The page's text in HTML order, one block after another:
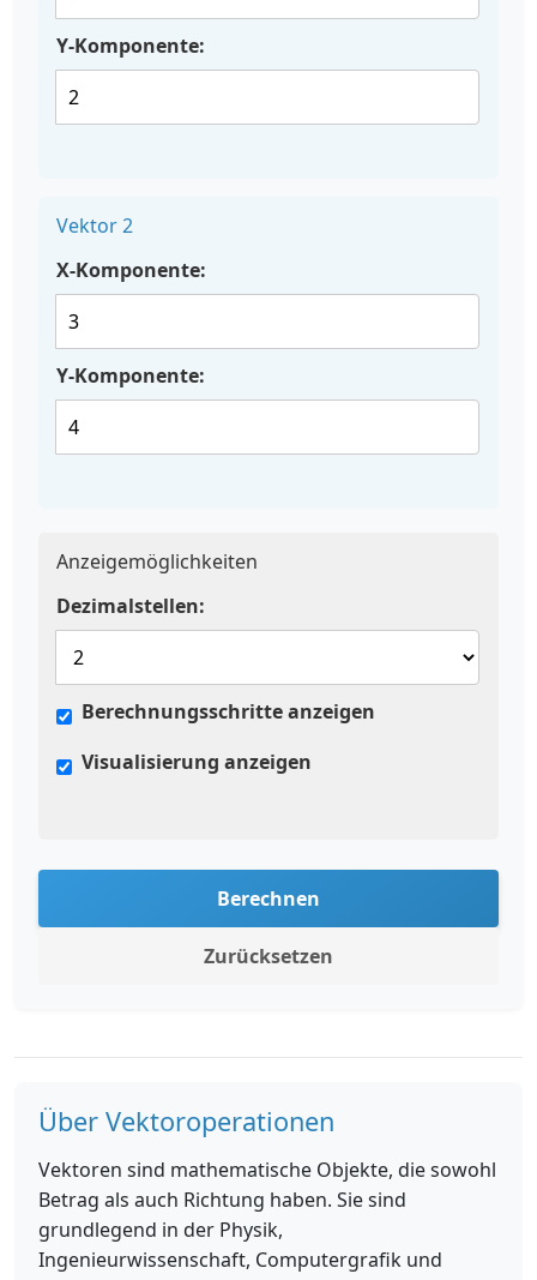
Y-Komponente:
Vektor 2
X-Komponente:
Y-Komponente:
Anzeigemöglichkeiten
Dezimalstellen:
Berechnungsschritte anzeigen
Visualisierung anzeigen
Berechnen
Zurücksetzen
Über Vektoroperationen
Vektoren sind mathematische Objekte, die sowohl
Betrag als auch Richtung haben. Sie sind
grundlegend in der Physik,
Ingenieurwissenschaft, Computergrafik und